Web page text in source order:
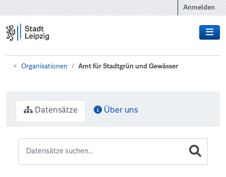
Anmelden
Organisationen Amt für Stadtgrün und Gewässer
Datensätze Über uns